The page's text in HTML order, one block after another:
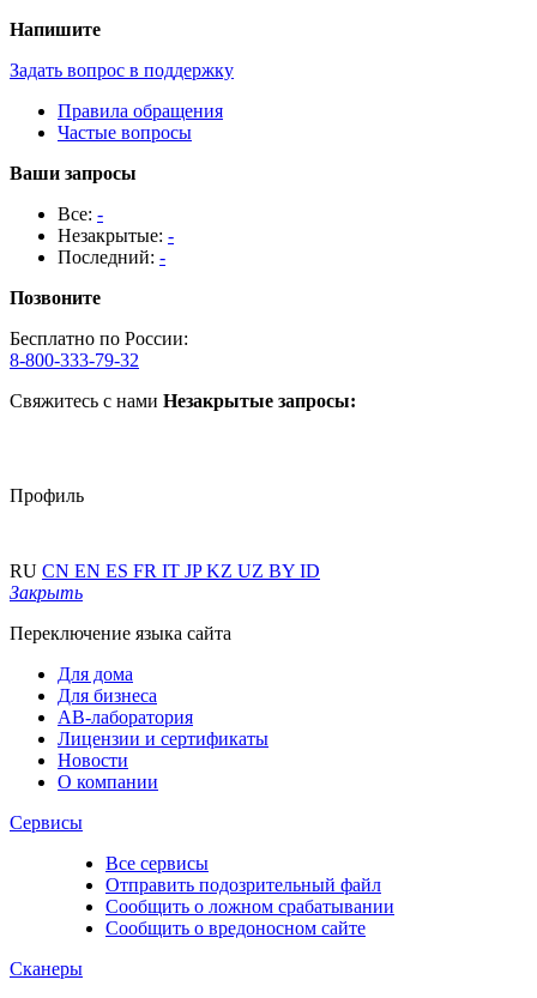
Напишите
Задать вопрос в поддержку
Правила обращения
Частые вопросы
Ваши запросы
Все: -
Незакрытые: -
Последний: -
Позвоните
Бесплатно по России:
8-800-333-79-32
Свяжитесь с нами Незакрытые запросы:
Профиль
RU CN EN ES FR IT JPKZ UZ BY ID
Закрыть
Переключение языка сайта
Для дома
Для бизнеса
АВ-лаборатория
Лицензии и сертификаты
Новости
О компании
Сервисы
Все сервисы
Отправить подозрительный файл
Сообщить о ложном срабатывании
Сообщить о вредоносном сайте
Сканеры